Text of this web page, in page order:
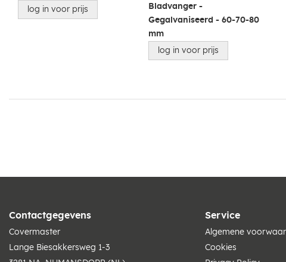
log in voor prijs
Bladvanger -
Gegalvaniseerd - 60-70-80
mm
log in voor prijs
Contactgegevens
Covermaster
Lange Biesakkersweg 1-3
Service
Algemene
Cookies